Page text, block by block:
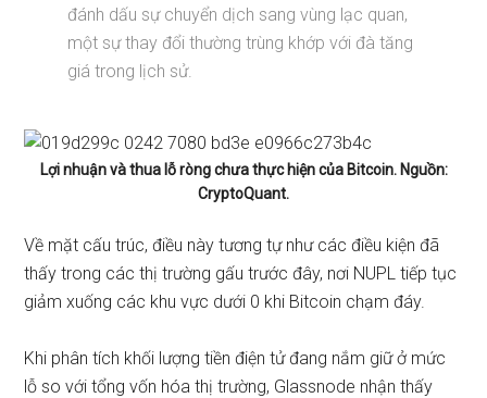
đánh dấu sự chuyển dịch sang vùng lạc quan,
một sự thay đổi thường trùng khớp với đà tăng
giá trong lịch sử.
Lợi nhuận và thua lỗ ròng chưa thực hiện của Bitcoin. Nguồn:
CryptoQuant.
Về mặt cấu trúc, điều này tương tự như các điều kiện đã
thấy trong các thị trường gấu trước đây, nơi NUPL tiếp tục
giảm xuống các khu vực dưới 0 khi Bitcoin chạm đáy.
Khi phân tích khối lượng tiền điện tử đang nắm giữ ở mức
lỗ so với tổng vốn hóa thị trường, Glassnode nhận thấy